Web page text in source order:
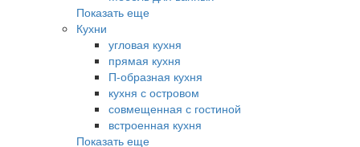
Показать еще
Кухни
угловая кухня
прямая кухня
П-образная кухня
кухня с островом
совмещенная с гостиной
встроенная кухня
Показать еще